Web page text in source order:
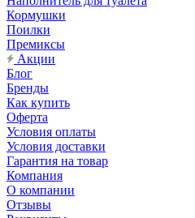
Кормушки
Поилки
Премиксы
Акции
Блог
Бренды
Как купить
Оферта
Условия оплаты
Условия доставки
Гарантия на товар
Компания
О компании
Отзывы